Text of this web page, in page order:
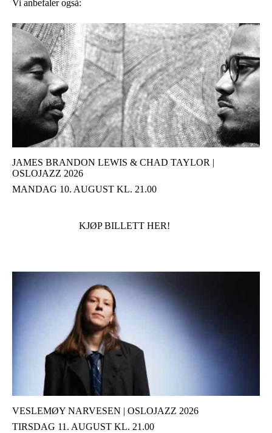
Vi anbefaler også:
JAMES BRANDON LEWIS & CHAD TAYLOR |
OSLOJAZZ 2026
MANDAG 10. AUGUST KL. 21.00
KJØP BILLETT HER!
VESLEMØY NARVESEN | OSLOJAZZ 2026
TIRSDAG 11. AUGUST KL. 21.00